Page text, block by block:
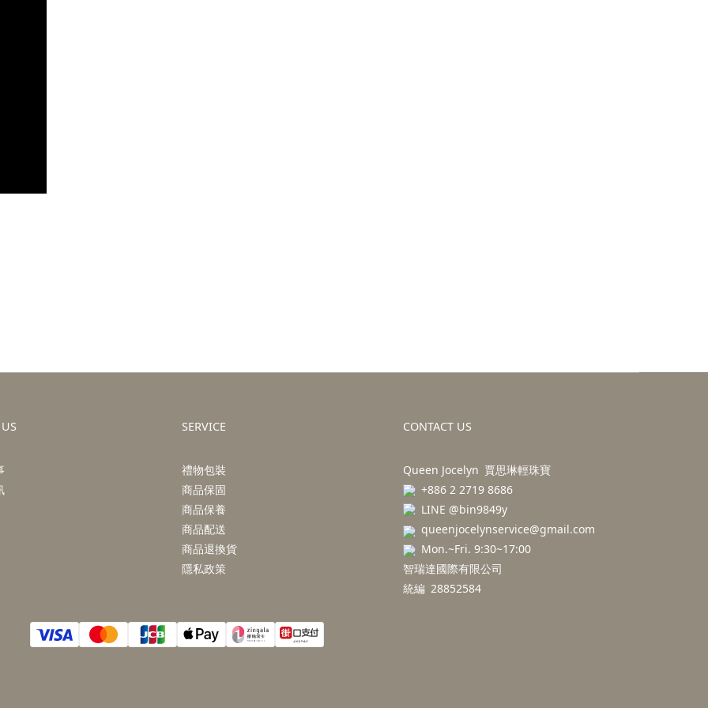
SERVICE
禮物包裝
商品保固
商品保養
商品配送
商品退換貨
隱私政策
CONTACT US
Queen Jocelyn 賈思琳輕珠寶
+886 2 2719 8686
LINE @bin9849y
queenjocelynservice@gmail.com
Mon.~Fri. 9:30~17:00
智瑞達國際有限公司
統編 28852584